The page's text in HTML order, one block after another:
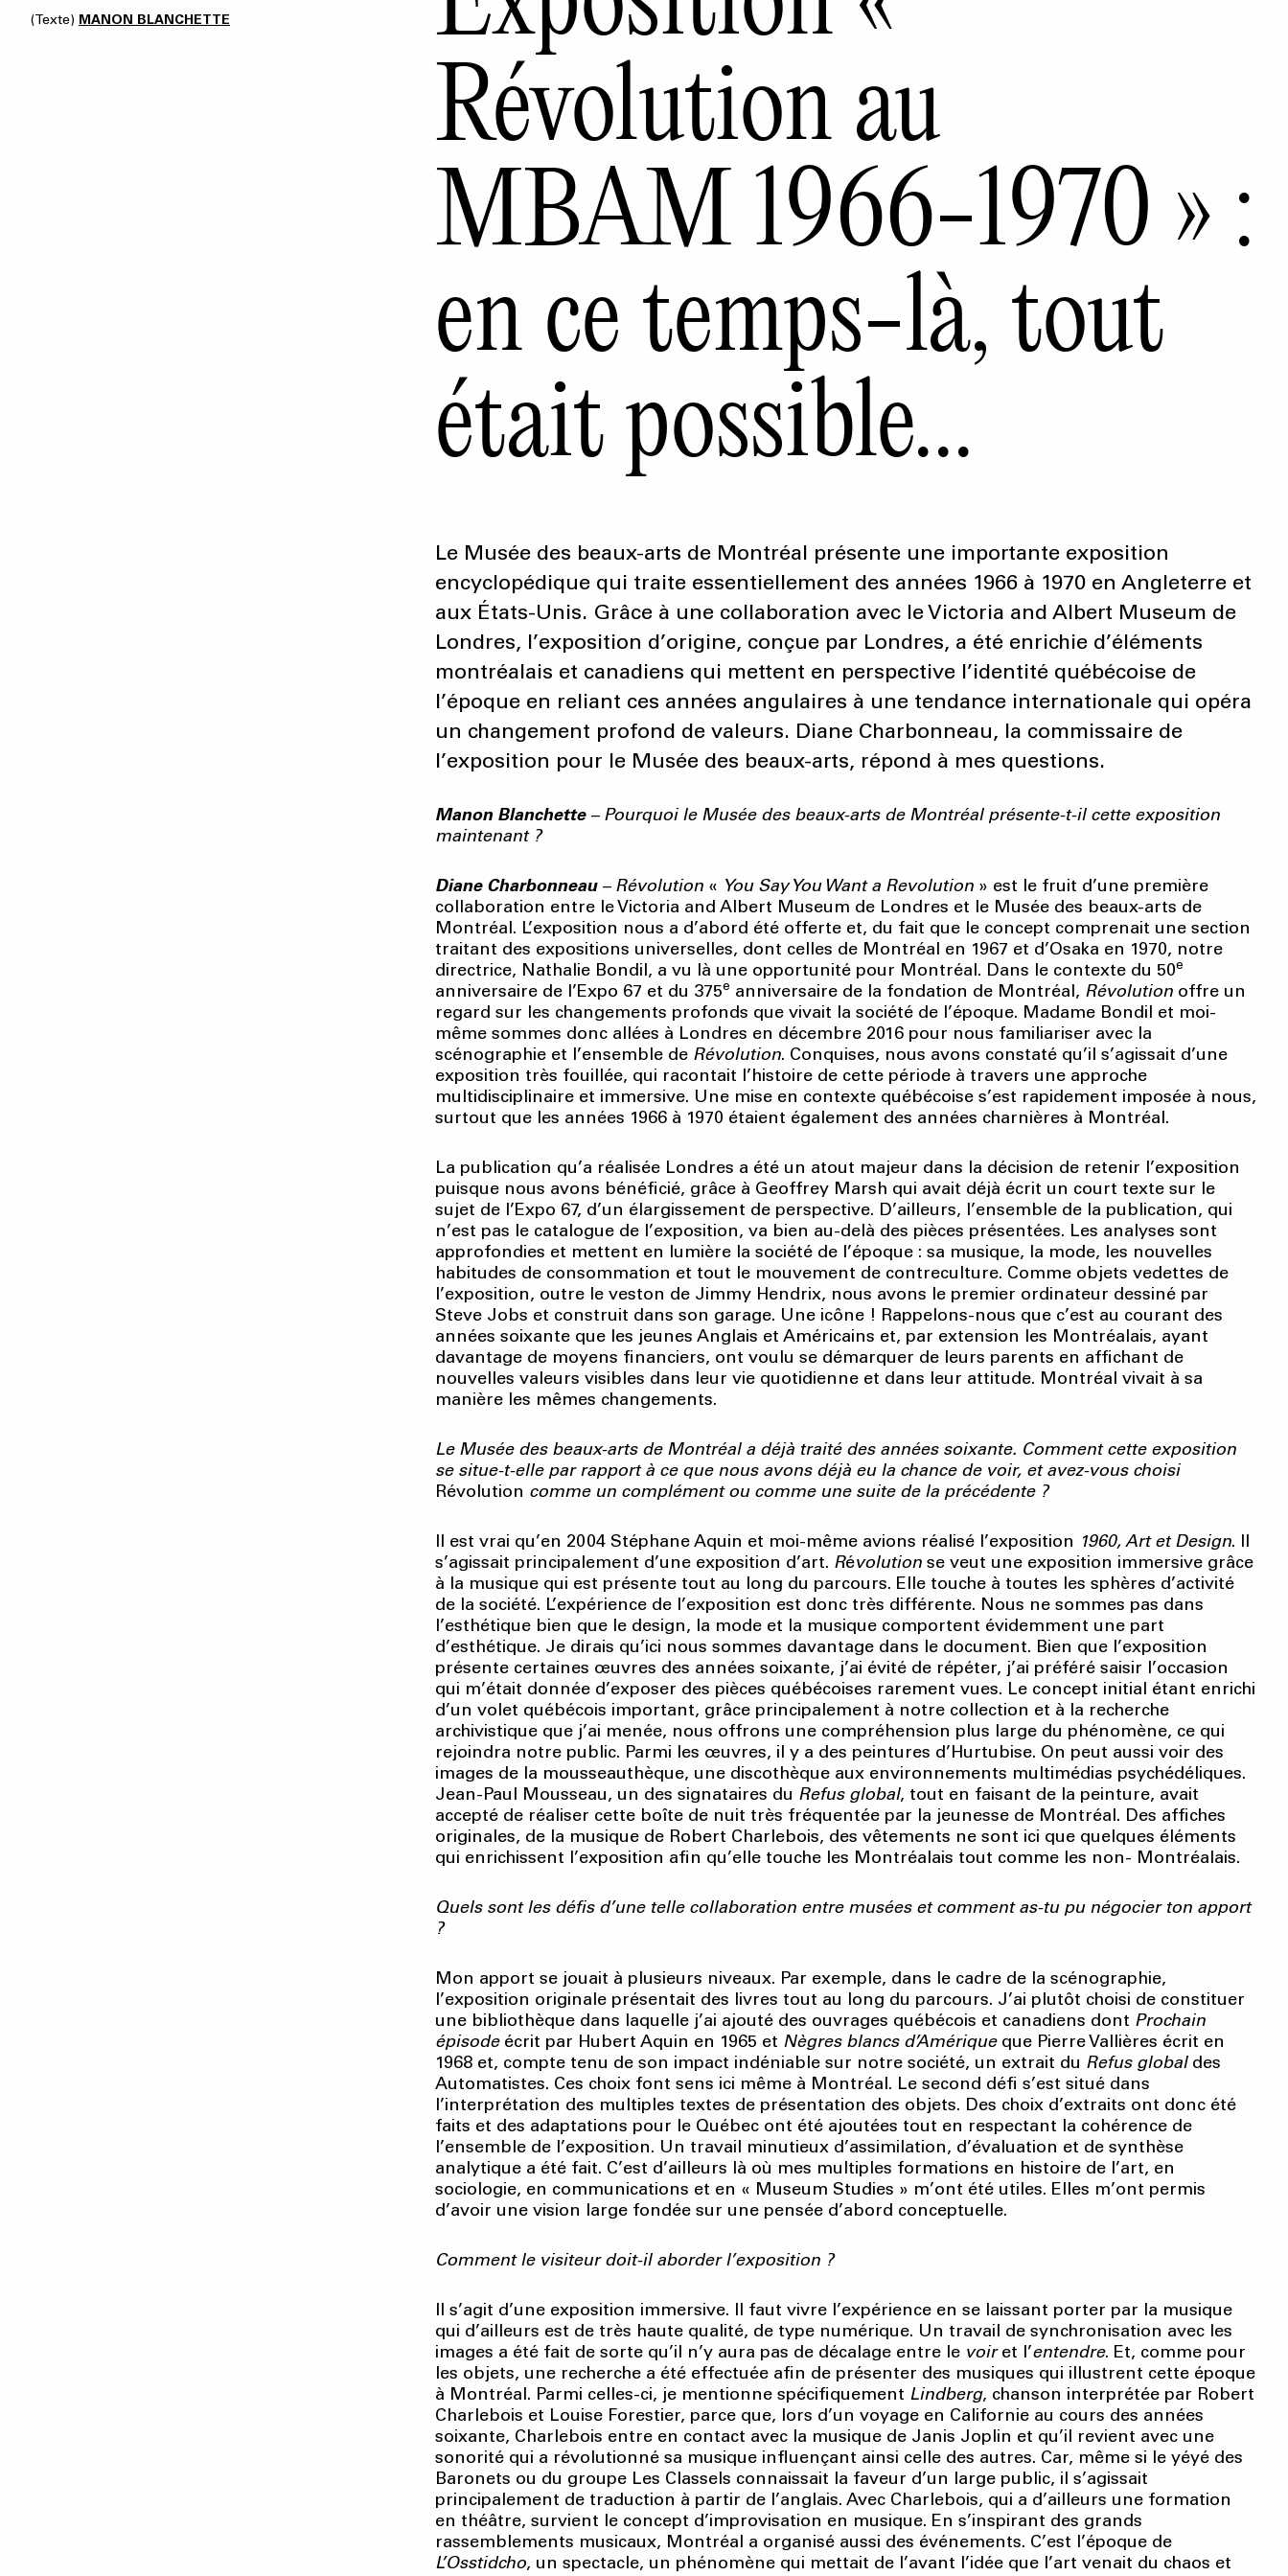
(Texte) MANON BLANCHETTE
Révolution au
MBAM 1966-1970 » :
en ce temps-là, tout
était possible...
Le Musée des beaux-arts de Montréal présente une importante exposition
encyclopédique qui traite essentiellement des années 1966 à 1970 en Angleterre et
aux États-Unis. Grâce à une collaboration avec le Victoria and Albert Museum de
Londres, l’exposition d’origine, conçue par Londres, a été enrichie d’éléments
montréalais et canadiens qui mettent en perspective l’identité québécoise de
l’époque en reliant ces années angulaires à une tendance internationale qui opéra
un changement profond de valeurs. Diane Charbonneau, la commissaire de
l’exposition pour le Musée des beaux-arts, répond à mes questions.
Manon Blanchette– Pourquoi le Musée des beaux-arts de Montréal présente-t-il cette exposition
maintenant ?
Diane Charbonneau – Révolution « You Say You Want a Revolution » est le fruit d’une première
collaboration entre le Victoria and Albert Museum de Londres et le Musée des beaux-arts de
Montréal. L’expo­sition nous a d’abord été offerte et, du fait que le concept comprenait une section
traitant des expositions universelles, dont celles de Montréal en 1967 et d’Osaka en 1970, notre
directrice, Nathalie Bondil, a vu là une opportunité pour Montréal. Dans le contexte du 50e
anniversaire de l’Expo 67 et du 375e anniversaire de la fondation de Montréal, Révolution offre un
regard sur les changements profonds que vivait la société de l’époque. Madame Bondil et moi-
même sommes donc allées à Londres en décembre 2016 pour nous familiariser avec la
scénographie et l’ensemble de Révolution. Conquises, nous avons constaté qu’il s’agissait d’une
exposition très fouillée, qui racontait l’histoire de cette période à travers une approche
multidisciplinaire et immersive. Une mise en contexte québécoise s’est rapidement imposée à nous,
surtout que les années 1966 à 1970 étaient également des années charnières à Montréal.
La publication qu’a réalisée Londres a été un atout majeur dans la décision de retenir l’exposition
puisque nous avons bénéficié, grâce à Geoffrey Marsh qui avait déjà écrit un court texte sur le
sujet de l’Expo 67, d’un élargissement de perspective. D’ailleurs, l’ensemble de la publication, qui
n’est pas le catalogue de l’exposition, va bien au-delà des pièces présentées. Les analyses sont
approfondies et mettent en lumière la société de l’époque : sa musique, la mode, les nouvelles
habitudes de consommation et tout le mouvement de contreculture. Comme objets vedettes de
l’exposition, outre le veston de Jimmy Hendrix, nous avons le premier ordinateur dessiné par
Steve Jobs et construit dans son garage. Une icône ! Rappelons-nous que c’est au courant des
années soixante que les jeunes Anglais et Américains et, par extension les Montréalais, ayant
davantage de moyens financiers, ont voulu se démarquer de leurs parents en affichant de
nouvelles valeurs visibles dans leur vie quotidienne et dans leur attitude. Montréal vivait à sa
manière les mêmes changements.
Le Musée des beaux-arts de Montréal a déjà traité des années soixante. Comment cette exposition
se situe-t-elle par rapport à ce que nous avons déjà eu la chance de voir, et avez-vous choisi
Révolution comme un complément ou comme une suite de la précédente ?
Il est vrai qu’en 2004 Stéphane Aquin et moi-même avions réalisé l’exposition 1960, Art et Design. Il
s’agissait principalement d’une exposition d’art. Révolution se veut une exposition immersive grâce
à la musique qui est présente tout au long du parcours. Elle touche à toutes les sphères d’activité
de la société. L’expérience de l’exposition est donc très différente. Nous ne sommes pas dans
l’esthétique bien que le design, la mode et la musique comportent évidemment une part
d’esthétique. Je dirais qu’ici nous sommes davantage dans le document. Bien que l’exposition
présente certaines œuvres des années soixante, j’ai évité de répéter, j’ai préféré saisir l’occasion
qui m’était donnée d’exposer des pièces québécoises rarement vues. Le concept initial étant enrichi
d’un volet québécois important, grâce principalement à notre collection et à la recherche
archivistique que j’ai menée, nous offrons une compréhension plus large du phénomène, ce qui
rejoindra notre public. Parmi les œuvres, il y a des peintures d’Hurtubise. On peut aussi voir des
images de la mousseauthèque, une discothèque aux environnements multimédias psychédéliques.
Jean-Paul Mousseau, un des signataires du Refus global, tout en faisant de la peinture, avait
accepté de réaliser cette boîte de nuit très fréquentée par la jeunesse de Montréal. Des affiches
originales, de la musique de Robert Charlebois, des vêtements ne sont ici que quelques éléments
qui enrichissent l’exposition afin qu’elle touche les Montréalais tout comme les non- Montréalais.
Quels sont les défis d’une telle collaboration entre musées et comment as-tu pu négocier ton apport
?
Mon apport se jouait à plusieurs niveaux. Par exemple, dans le cadre de la scénographie,
l’exposition originale présentait des livres tout au long du parcours. J’ai plutôt choisi de constituer
une bibliothèque dans laquelle j’ai ajouté des ouvrages québécois et canadiens dont Prochain
épisodeécrit par Hubert Aquin en 1965 et Nègres blancs d’Amériqueque Pierre Vallières écrit en
1968 et, compte tenu de son impact indéniable sur notre société, un extrait du Refus globaldes
Automatistes. Ces choix font sens ici même à Montréal. Le second défi s’est situé dans
l’interprétation des multiples textes de présentation des objets. Des choix d’extraits ont donc été
faits et des adaptations pour le Québec ont été ajoutées tout en respectant la cohérence de
l’ensemble de l’exposition. Un travail minutieux d’assimilation, d’évaluation et de synthèse
analytique a été fait. C’est d’ailleurs là où mes multiples formations en histoire de l’art, en
sociologie, en communications et en « Museum Studies » m’ont été utiles. Elles m’ont permis
d’avoir une vision large fondée sur une pensée d’abord conceptuelle.
Comment le visiteur doit-il aborder l’exposition ?
Il s’agit d’une exposition immersive. Il faut vivre l’expérience en se laissant porter par la musique
qui d’ailleurs est de très haute qualité, de type numérique. Un travail de synchronisation avec les
images a été fait de sorte qu’il n’y aura pas de décalage entre le voiret l’entendre. Et, comme pour
les objets, une recherche a été effectuée afin de présenter des musiques qui illustrent cette époque
à Montréal. Parmi celles-ci, je mentionne spécifiquement Lindberg, chanson interprétée par Robert
Charlebois et Louise Forestier, parce que, lors d’un voyage en Californie au cours des années
soixante, Charlebois entre en contact avec la musique de Janis Joplin et qu’il revient avec une
sonorité qui a révolutionné sa musique influençant ainsi celle des autres. Car, même si le yéyé des
Baronets ou du groupe Les Classels connaissait la faveur d’un large public, il s’agissait
principalement de traduction à partir de l’anglais. Avec Charlebois, qui a d’ailleurs une formation
en théâtre, survient le concept d’improvisation en musique. En s’inspirant des grands
rassemblements musicaux, Montréal a organisé aussi des événements. C’est l’époque de
L’Osstidcho, un spectacle, un phénomène qui mettait de l’avant l’idée que l’art venait du chaos et